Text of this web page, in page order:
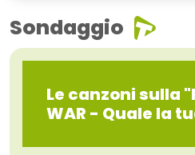
Sondaggio
Le canzoni sulla
WAR - Quale la